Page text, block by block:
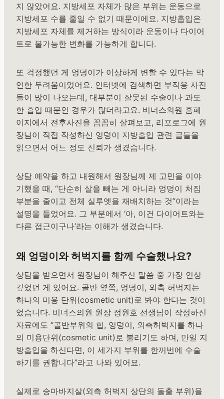
지 않았어요. 지방세포 자체가 많은 부위는 운동으로
지방세포 수를 줄일 수 없기 때문이에요. 지방흡입은
지방세포 자체를 제거하는 방식이라 운동이나 다이어
트로 불가능한 변화를 가능하게 합니다.
또 걱정했던 게 엉덩이가 이상하게 변할 수 있다는 막
연한 두려움이었어요. 인터넷에 검색하면 부작용 사진
들이 많이 나오는데, 대부분이 잘못된 수술이나 과도
한 흡입 때문인 경우가 많더라고요. 비너스의원 홈페
이지에서 전후사진을 꼼꼼히 살펴보고, 리포로그에 원
장님이 직접 작성하신 엉덩이 지방흡입 관련 글들을
읽으면서 어느 정도 신뢰가 생겼습니다.
상담 예약을 하고 내원해서 원장님께 제 고민을 이야
기했을 때, “단순히 살을 빼는 게 아니라 엉덩이 처짐
부분을 줄이고 전체 실루엣을 재배치하는 것”이라는
설명을 들었어요. 그 부분에서 ‘아, 이건 다이어트와는
다른 접근이구나’라는 이해가 생겼습니다.
왜 엉덩이와 허벅지를 함께 수술했나요?
상담을 받으면서 원장님이 해주신 말씀 중 가장 인상
깊었던 게 있어요. 골반 옆쪽, 엉덩이, 외측 허벅지는
하나의 미용 단위(cosmetic unit)로 봐야 한다는 것이
었습니다. 비너스의원 원장 정원호 선생님이 작성하신
자료에도 “골반부위의 힙, 엉덩이, 외측허벅지를 하나
의 미용단위(cosmetic unit)로 불리기도 하며, 만일 지
방흡입을 하신다면, 이 세가지 부위를 한꺼번에 수술
하기를 권합니다”라고 나와 있어요.
실제로 승마바지살(외측 허벅지 상단의 돌출 부위)을